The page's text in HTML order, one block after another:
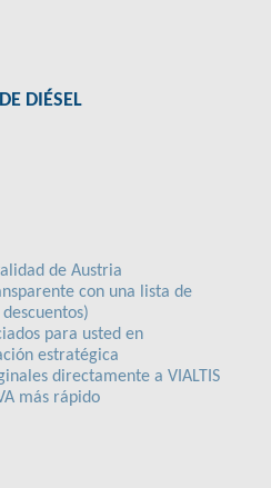
DIÉSEL
de Austria
con una lista de
para usted en
estratégica
directamente a VIALTIS
más rápido